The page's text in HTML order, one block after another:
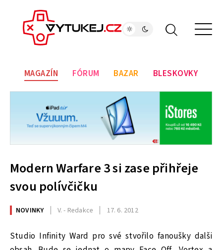
MAGAZÍN FÓRUM BAZAR BLESKOVKY
Modern Warfare 3 si zase přihřeje
svou polívčičku
NOVINKY V. - Redakce 17. 6. 2012
Studio Infinity Ward pro své stvořilo fanoušky dalši